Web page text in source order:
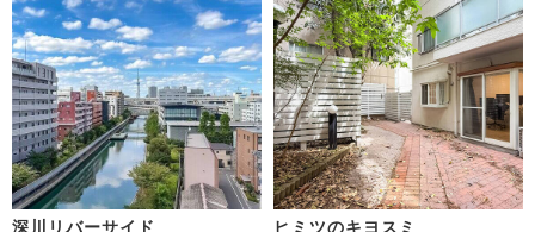
深川リバーサイド ヒミツのキヨスミ